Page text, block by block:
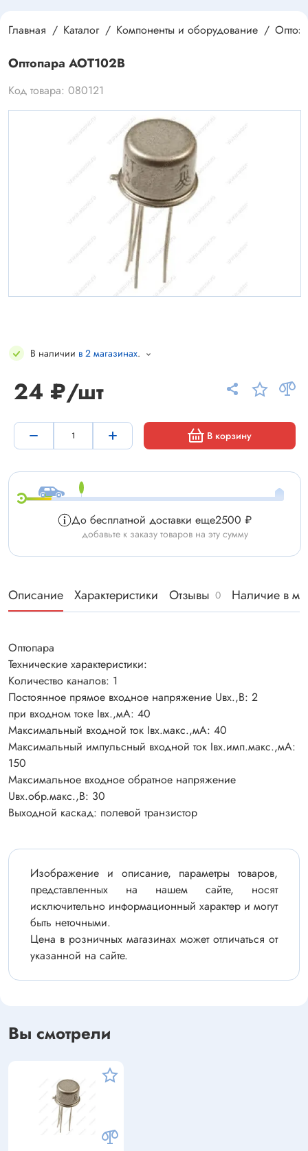
Главная Каталог Компоненты и оборудование
Оптопара АОТ102В
Код товара: 080121
В наличии в 2 магазинах.
24 ₽/шт
В корзину
До бесплатной доставки еще2500 ₽
добавьте к заказу товаров на эту сумму
Описание Характеристики Отзывы 0 Наличие в
Оптопара
Технические характеристики:
Количество каналов: 1
Постоянное прямое входное напряжение Uвх.,В: 2
при входном токе Iвх.,мА: 40
Максимальный входной ток Iвх.макс.,мА: 40
Максимальный импульсный входной ток Iвх.имп.макс.,мА:
150
Максимальное входное обратное напряжение
Uвх.обр.макс.,В: 30
Выходной каскад: полевой транзистор
Изображение и описание, параметры товаров,
представленных на нашем сайте, носят
исключительно информационный характер и могут
быть неточными.
Цена в розничных магазинах может отличаться от
указанной на сайте.
Вы смотрели